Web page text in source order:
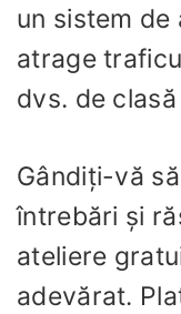
un sistem de
atrage
dvs. de
Gândiți-vă
întrebări și
ateliere
adevărat.